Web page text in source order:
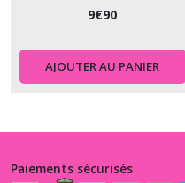
9€90
AJOUTER AU PANIER
Paiements sécurisés